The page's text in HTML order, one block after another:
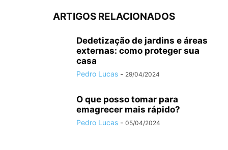
ARTIGOS RELACIONADOS
Dedetização de jardins e áreas
externas: como proteger sua
casa
Pedro Lucas - 29/04/2024
O que posso tomar para
emagrecer mais rápido?
Pedro Lucas - 05/04/2024